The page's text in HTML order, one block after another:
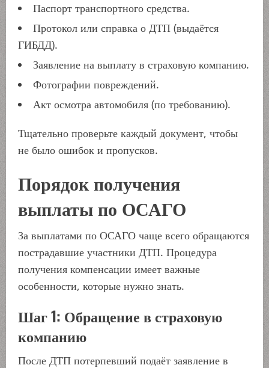
Паспорт транспортного средства.
Протокол или справка о ДТП (выдаётся
ГИБДД).
Заявление на выплату в страховую компанию.
Фотографии повреждений.
Акт осмотра автомобиля (по требованию).
Тщательно проверьте каждый документ, чтобы
не было ошибок и пропусков.
Порядок получения
выплаты по ОСАГО
За выплатами по ОСАГО чаще всего обращаются
пострадавшие участники ДТП. Процедура
получения компенсации имеет важные
особенности, которые нужно знать.
Шаг 1: Обращение в страховую
компанию
После ДТП потерпевший подаёт заявление в